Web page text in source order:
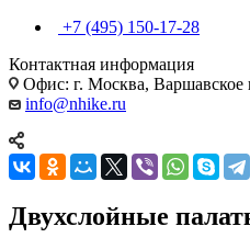
+7 (495) 150-17-28
Контактная информация
Офис: г. Москва, Варшавское
info@nhike.ru
Двухслойные